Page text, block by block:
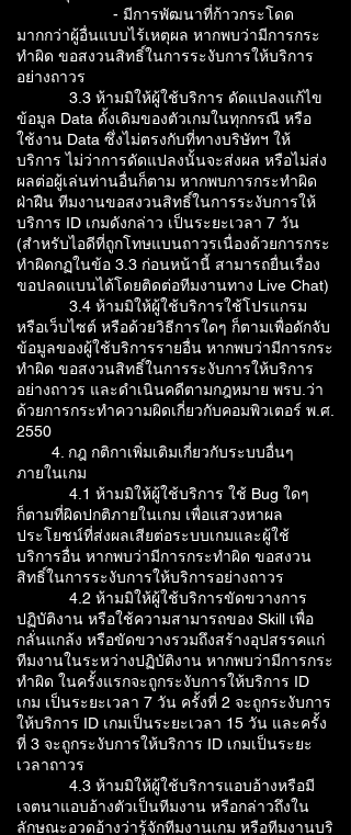
- มีการพัฒนาที่ก้าวกระโดด
มากกว่าผู้อื่นแบบไร้เหตุผล หากพบว่ามีการกระ
ทำผิด ขอสงวนสิทธิ์ในการระงับการให้บริการ
อย่างถาวร
3.3 ห้ามมิให้ผู้ใช้บริการ ดัดแปลงแก้ไข
ข้อมูล Data ดั้งเดิมของตัวเกมในทุกกรณี หรือ
ใช้งาน Data ซึ่งไม่ตรงกับที่ทางบริษัทฯ ให้
บริการ ไม่ว่าการดัดแปลงนั้นจะส่งผล หรือไม่ส่ง
ผลต่อผู้เล่นท่านอื่นก็ตาม หากพบการกระทำผิด
ฝ่าฝืน ทีมงานขอสงวนสิทธิ์ในการระงับการให้
บริการ ID เกมดังกล่าว เป็นระยะเวลา 7 วัน
(สำหรับไอดีที่ถูกโทษแบนถาวรเนื่องด้วยการกระ
ทำผิดกฏในข้อ 3.3 ก่อนหน้านี้ สามารถยื่นเรื่อง
ขอปลดแบนได้โดยติดต่อทีมงานทาง Live Chat)
3.4 ห้ามมิให้ผู้ใช้บริการใช้โปรแกรม
หรือเว็บไซต์ หรือด้วยวิธีการใดๆ ก็ตามเพื่อดักจับ
ข้อมูลของผู้ใช้บริการรายอื่น หากพบว่ามีการกระ
ทำผิด ขอสงวนสิทธิ์ในการระงับการให้บริการ
อย่างถาวร และดำเนินคดีตามกฎหมาย พรบ.ว่า
ด้วยการกระทำความผิดเกี่ยวกับคอมพิวเตอร์ พ.ศ.
2550
4. กฎ กติกาเพิ่มเติมเกี่ยวกับระบบอื่นๆ
ภายในเกม
4.1 ห้ามมิให้ผู้ใช้บริการ ใช้ Bug ใดๆ
ก็ตามที่ผิดปกติภายในเกม เพื่อแสวงหาผล
ประโยชน์ที่ส่งผลเสียต่อระบบเกมและผู้ใช้
บริการอื่น หากพบว่ามีการกระทำผิด ขอสงวน
สิทธิ์ในการระงับการให้บริการอย่างถาวร
4.2 ห้ามมิให้ผู้ใช้บริการขัดขวางการ
ปฏิบัติงาน หรือใช้ความสามารถของ Skill เพื่อ
กลั่นแกล้ง หรือขัดขวางรวมถึงสร้างอุปสรรคแก่
ทีมงานในระหว่างปฏิบัติงาน หากพบว่ามีการกระ
ทำผิด ในครั้งแรกจะถูกระงับการให้บริการ ID
เกม เป็นระยะเวลา 7 วัน ครั้งที่ 2 จะถูกระงับการ
ให้บริการ ID เกมเป็นระยะเวลา 15 วัน และครั้ง
ที่ 3 จะถูกระงับการให้บริการ ID เกมเป็นระยะ
เวลาถาวร
4.3 ห้ามมิให้ผู้ใช้บริการแอบอ้างหรือมี
เจตนาแอบอ้างตัวเป็นทีมงาน หรือกล่าวถึงใน
ลักษณะอวดอ้างว่ารู้จักทีมงานเกม หรือทีมงานบริ